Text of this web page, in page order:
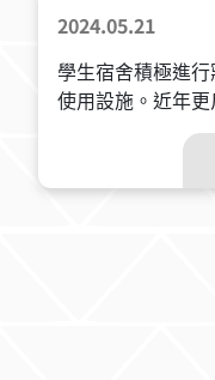
2024.05.21
學生宿舍積極進
使用設施。近年
打造頂規單人套
學生享受頂級住